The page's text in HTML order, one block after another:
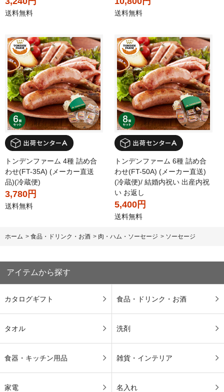
送料無料 送料無料
トンデンファーム 4種 詰め合
わせ(FT-35A) (メーカー直送
品)(冷蔵便)
3,780円
送料無料
トンデンファーム 6種 詰め合
わせ(FT-50A) (メーカー直送)
(冷蔵便)/ 結婚内祝い 出産内祝
い お返し
5,400円
送料無料
ホーム > 食品・ドリンク・お酒 > 肉・ハム・ソーセージ > ソーセージ
アイテムから探す
カタログギフト 食品・ドリンク・お酒
タオル 洗剤
食器・キッチン用品 雑貨・インテリア
家電 名入れ